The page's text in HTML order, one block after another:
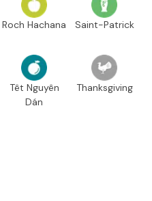
Roch Hachana Saint-Patrick
Têt Nguyên
Dán
Thanksgiving